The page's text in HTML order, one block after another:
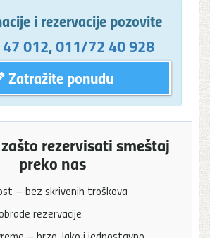
i rezervacije pozovite
012,011/72 40 928
Zatražite ponudu
rezervisati smeštaj
preko nas
– bez skrivenih troškova
rezervacije